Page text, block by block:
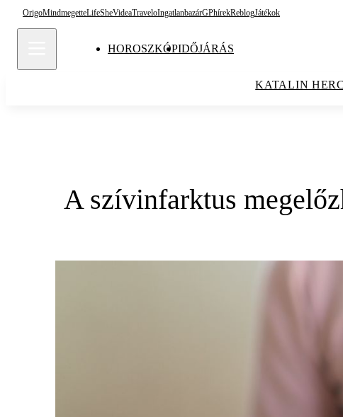
OrigoMindmegetteLifeSheVideaTraveloIngatlanbazárGPhírekReblogJátékok
HOROSZKÓPIDŐJÁRÁS
KATALIN
A szívinfarktus